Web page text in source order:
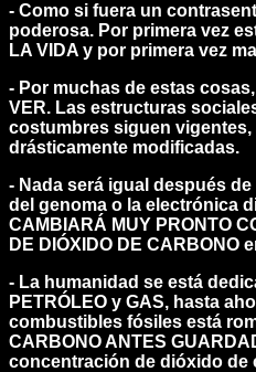
- Como si fuera un
poderosa. Por primera vez
LA VIDA y por primera vez
- Por muchas de estas
VER. Las estructuras
costumbres siguen
drásticamente modificadas.
- Nada será igual después
del genoma o la electrónica
CAMBIARÁ MUY PRONTO
DE DIÓXIDO DE CARBONO
- La humanidad se está
PETRÓLEO y GAS, hasta
combustibles fósiles está
CARBONO ANTES
concentración de dióxido de